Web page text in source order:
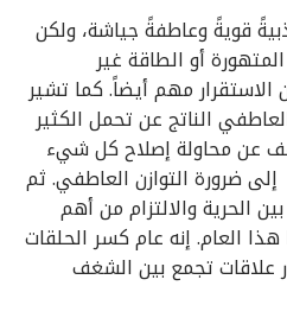
قويةً وعاطفةً جياشة، ولكن
أو الطاقة غير
الاستقرار مهم أيضاً. كما تشير
الناتج عن تحمل الكثير
عن محاولة إصلاح كل شيء
ضرورة التوازن العاطفي. ثم
الحرية والالتزام من أهم
العام. إنه عام كسر الحلقات
علاقات تجمع بين الشغف